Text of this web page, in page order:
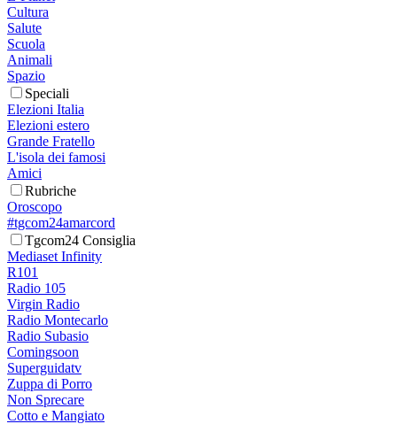
Cultura
Salute
Scuola
Animali
Spazio
Speciali
Elezioni Italia
Elezioni estero
Grande Fratello
L'isola dei famosi
Amici
Rubriche
Oroscopo
#tgcom24amarcord
Tgcom24 Consiglia
Mediaset Infinity
R101
Radio 105
Virgin Radio
Radio Montecarlo
Radio Subasio
Comingsoon
Superguidatv
Zuppa di Porro
Non Sprecare
Cotto e Mangiato